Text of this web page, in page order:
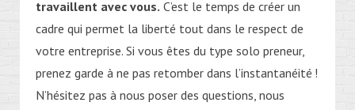
travaillent avec vous. C’est le temps de créer un
cadre qui permet la liberté tout dans le respect de
votre entreprise. Si vous êtes du type solo preneur,
prenez garde à ne pas retomber dans l’instantanéité !
N’hésitez pas à nous poser des questions, nous